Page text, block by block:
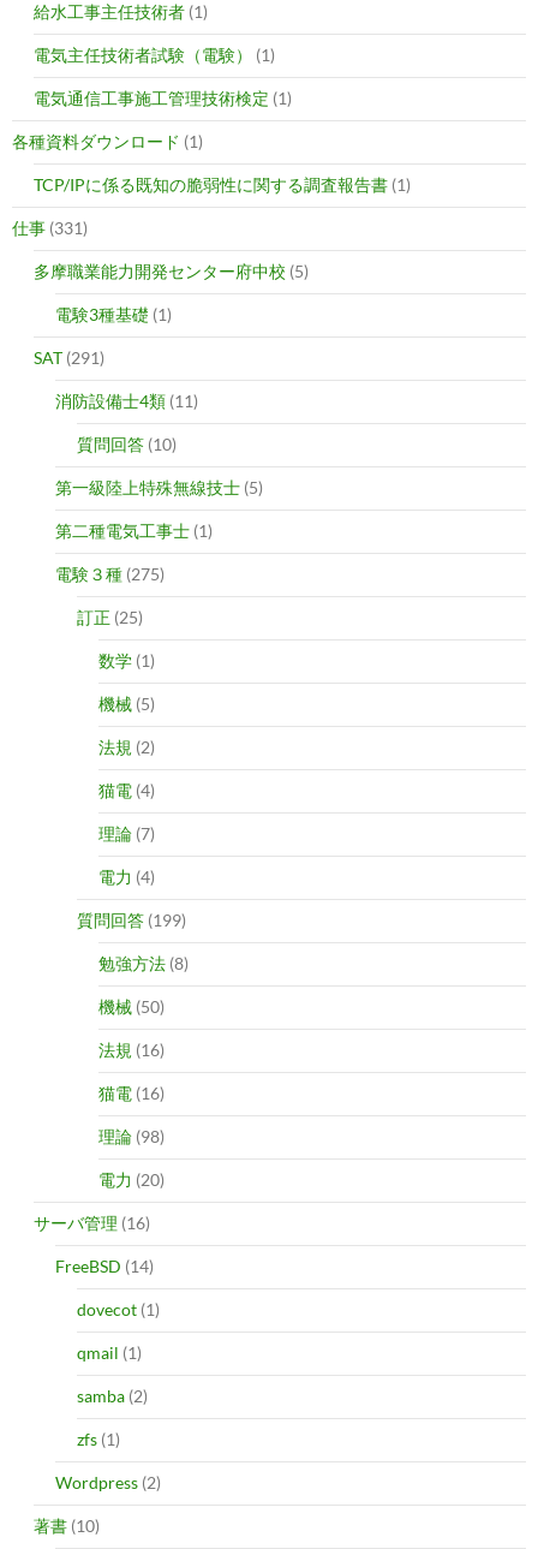
給水工事主任技術者 (1)
電気主任技術者試験（電験） (1)
電気通信工事施工管理技術検定 (1)
各種資料ダウンロード (1)
TCP/IPに係る既知の脆弱性に関する調査報告書 (1)
仕事 (331)
多摩職業能力開発センター府中校 (5)
電験3種基礎 (1)
SAT (291)
消防設備士4類 (11)
質問回答 (10)
第一級陸上特殊無線技士 (5)
第二種電気工事士 (1)
電験３種 (275)
訂正 (25)
数学 (1)
機械 (5)
法規 (2)
猫電 (4)
理論 (7)
電力 (4)
質問回答 (199)
勉強方法 (8)
機械 (50)
法規 (16)
猫電 (16)
理論 (98)
電力 (20)
サーバ管理 (16)
FreeBSD (14)
dovecot (1)
qmail (1)
samba (2)
zfs (1)
Wordpress (2)
著書 (10)